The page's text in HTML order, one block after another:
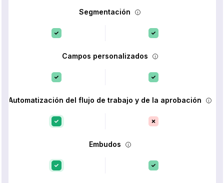
Segmentación
Campos personalizados
Automatización del flujo de trabajo y de la aprobación
Embudos